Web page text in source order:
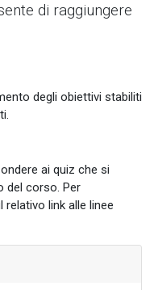
di raggiungere
degli obiettivi stabiliti
ai quiz che si
del corso. Per
link alle linee